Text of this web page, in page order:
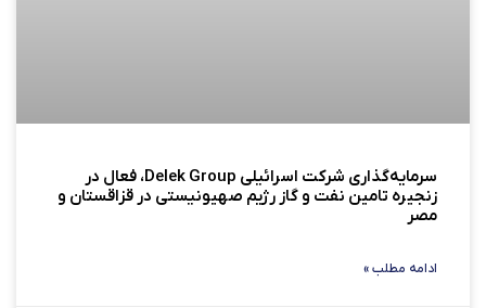
سرمایه‌گذاری شرکت اسرائیلی Delek Group، فعال در
زنجیره تامین نفت و گاز رژیم صهیونیستی در قزاقستان و
مصر
ادامه مطلب »